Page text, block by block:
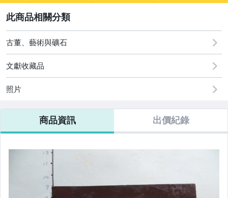
其它
古董、藝術與礦石
文獻收藏品
照片
商品資訊 出價紀錄